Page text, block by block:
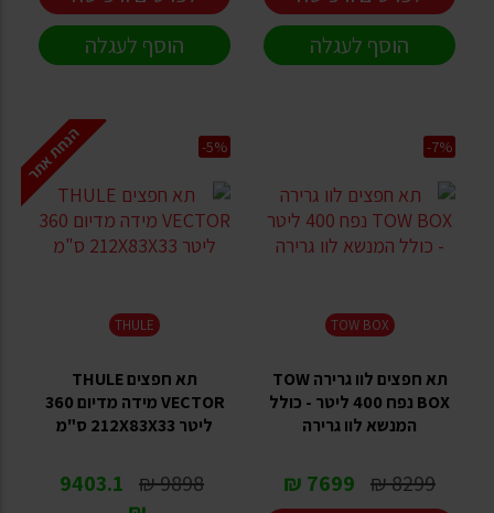
הוסף לעגלה
הוסף לעגלה
TOW BOX
תא חפצים לוו גרירה TOW
BOX נפח 400 ליטר - כולל
המנשא לוו גרירה
8299 ₪
7699 ₪
-7% הנחת אתר
THULE
תא חפצים THULE
VECTOR מידה מדיום 360
ליטר 212X83X33 ס"מ
9898 ₪
9403.1
-5%